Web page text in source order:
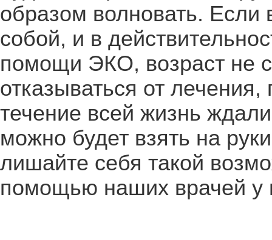
образом волновать. Если
собой, и в
помощи ЭКО, возраст не
отказываться от
течение всей жизнь
можно будет взять на
лишайте себя такой
помощью наших врачей у